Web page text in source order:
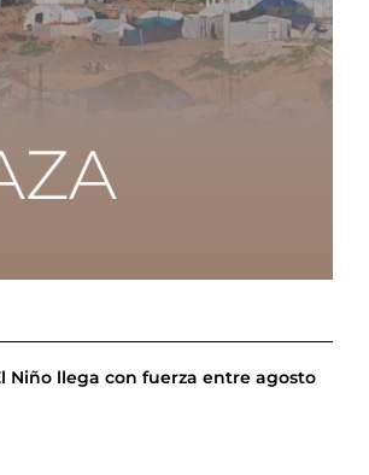
Niño llega con fuerza entre agosto